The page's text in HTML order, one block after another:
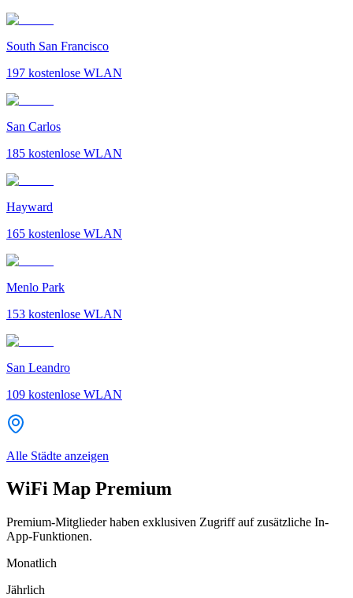
South San Francisco
197 kostenlose WLAN
San Carlos
185 kostenlose WLAN
Hayward
165 kostenlose WLAN
Menlo Park
153 kostenlose WLAN
San Leandro
109 kostenlose WLAN
Alle Städte anzeigen
WiFi Map Premium
Premium-Mitglieder haben exklusiven Zugriff auf zusätzliche In-
App-Funktionen.
Monatlich
Jährlich